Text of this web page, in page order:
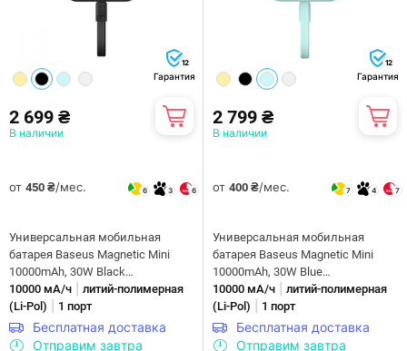
12
Гарантия
2 699 ₴
В наличии
от 450 ₴/мес. 6 3 6
Универсальная мобильная
батарея Baseus Magnetic Mini
10000mAh, 30W Black
(P1002210B113-00)
10000 мА/ч
литий-полимерная
(Li-Pol)
1 порт
Бесплатная доставка
Отправим завтра
12
Гарантия
2 799 ₴
В наличии
от 400 ₴/мес. 7 4 7
Универсальная мобильная
батарея Baseus Magnetic Mini
10000mAh, 30W Blue
(P1002210B333-00)
10000 мА/ч
литий-полимерная
(Li-Pol)
1 порт
Бесплатная доставка
Отправим завтра